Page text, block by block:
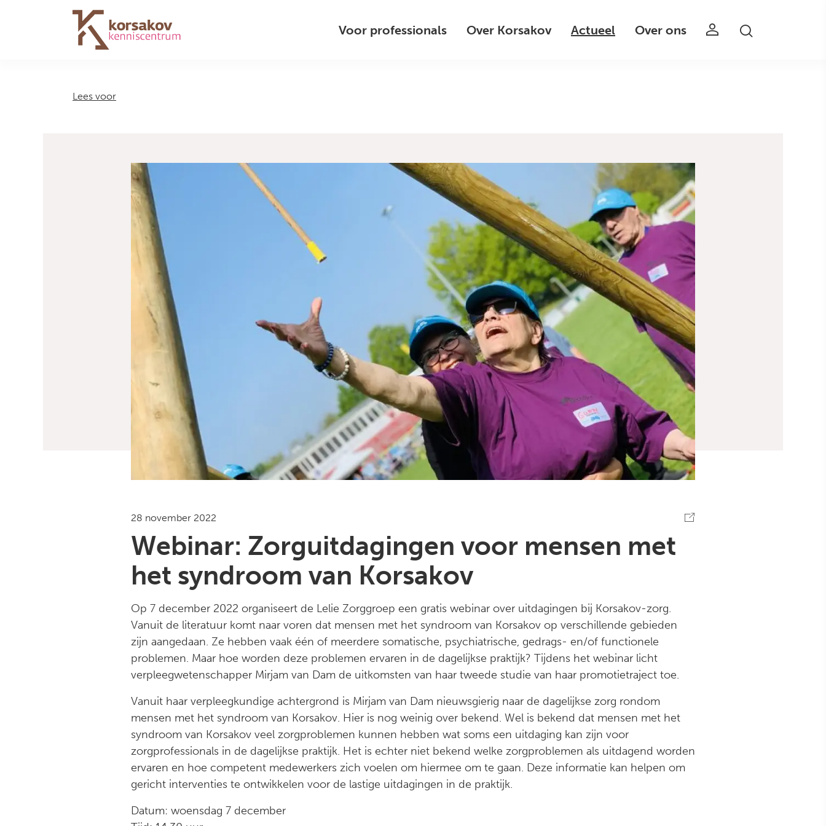
Navigation Voor professionals Over Korsakov Actueel Over ons
Lees voor
28 november 2022
Webinar: Zorguitdagingen voor mensen met
het syndroom van Korsakov
Op 7 december 2022 organiseert de Lelie Zorggroep een gratis webinar over uitdagingen bij Korsakov-zorg.
Vanuit de literatuur komt naar voren dat mensen met het syndroom van Korsakov op verschillende gebieden
zijn aangedaan. Ze hebben vaak één of meerdere somatische, psychiatrische, gedrags- en/of functionele
problemen. Maar hoe worden deze problemen ervaren in de dagelijkse praktijk? Tijdens het webinar licht
verpleegwetenschapper Mirjam van Dam de uitkomsten van haar tweede studie van haar promotietraject toe.
Vanuit haar verpleegkundige achtergrond is Mirjam van Dam nieuwsgierig naar de dagelijkse zorg rondom
mensen met het syndroom van Korsakov. Hier is nog weinig over bekend. Wel is bekend dat mensen met het
syndroom van Korsakov veel zorgproblemen kunnen hebben wat soms een uitdaging kan zijn voor
zorgprofessionals in de dagelijkse praktijk. Het is echter niet bekend welke zorgproblemen als uitdagend worden
ervaren en hoe competent medewerkers zich voelen om hiermee om te gaan. Deze informatie kan helpen om
gericht interventies te ontwikkelen voor de lastige uitdagingen in de praktijk.
Datum: woensdag 7 december